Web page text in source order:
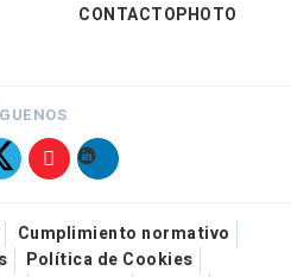
CONTACTOPHOTO
Cumplimiento normativo
Política de Cookies